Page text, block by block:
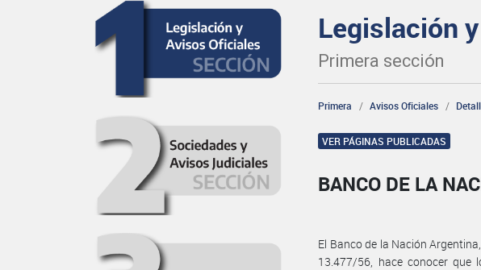
Legislación
Primera sección
Primera Avisos Oficiales
VER PÁGINAS PUBLICADAS
BANCO DE LA
El Banco de la Nación
13.477/56, hace conocer que